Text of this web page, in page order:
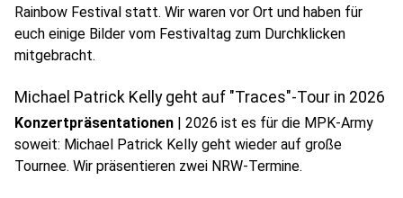
Rainbow Festival statt. Wir waren vor Ort und haben für
euch einige Bilder vom Festivaltag zum Durchklicken
mitgebracht.
Michael Patrick Kelly geht auf "Traces"-Tour in 2026
Konzertpräsentationen | 2026 ist es für die MPK-Army
soweit: Michael Patrick Kelly geht wieder auf große
Tournee. Wir präsentieren zwei NRW-Termine.